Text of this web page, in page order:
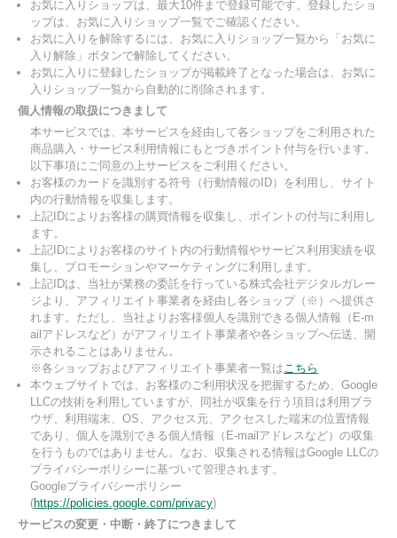
お気に入りショップは、最大10件まで登録可能です。登録したショ
ップは、お気に入りショップ一覧でご確認ください。
お気に入りを解除するには、お気に入りショップ一覧から「お気に
入り解除」ボタンで解除してください。
お気に入りに登録したショップが掲載終了となった場合は、お気に
入りショップ一覧から自動的に削除されます。
個人情報の取扱につきまして
本サービスでは、本サービスを経由して各ショップをご利用された
商品購入・サービス利用情報にもとづきポイント付与を行います。
以下事項にご同意の上サービスをご利用ください。
お客様のカードを識別する符号（行動情報のID）を利用し、サイト
内の行動情報を収集します。
上記IDによりお客様の購買情報を収集し、ポイントの付与に利用し
ます。
上記IDによりお客様のサイト内の行動情報やサービス利用実績を収
集し、プロモーションやマーケティングに利用します。
上記IDは、当社が業務の委託を行っている株式会社デジタルガレー
ジより、アフィリエイト事業者を経由し各ショップ（※）へ提供さ
れます。ただし、当社よりお客様個人を識別できる個人情報（E-m
ailアドレスなど）がアフィリエイト事業者や各ショップへ伝送、開
示されることはありません。
※各ショップおよびアフィリエイト事業者一覧はこちら
本ウェブサイトでは、お客様のご利用状況を把握するため、Google
LLCの技術を利用していますが、同社が収集を行う項目は利用ブラ
ウザ、利用端末、OS、アクセス元、アクセスした端末の位置情報
であり、個人を識別できる個人情報（E-mailアドレスなど）の収集
を行うものではありません。なお、収集される情報はGoogle LLCの
プライバシーポリシーに基づいて管理されます。
Googleプライバシーポリシー
(https://policies.google.com/privacy)
サービスの変更・中断・終了につきまして